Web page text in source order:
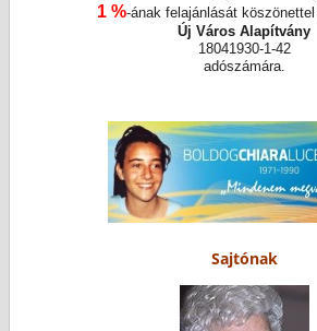
1 %-ának felajánlását
Új Város Alapítvány
18041930-1-42
adószámára.
Sajtónak